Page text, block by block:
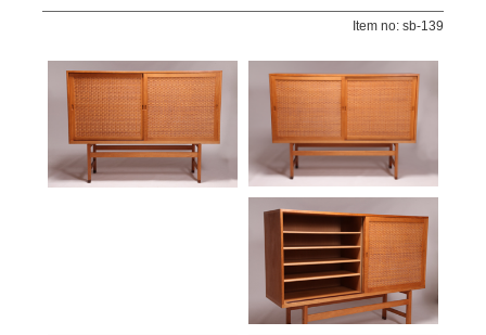
Item no: sb-139